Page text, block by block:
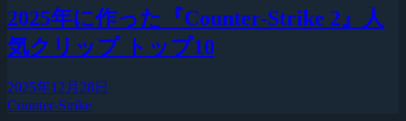
2025年に作った『Counter-Strike 2』人
気クリップ トップ10
2025年12月28日
Counter-Strike